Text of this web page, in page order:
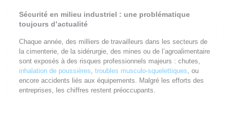
Sécurité en milieu industriel : une problématique
toujours d’actualité
Chaque année, des milliers de travailleurs dans les secteurs de
la cimenterie, de la sidérurgie, des mines ou de l’agroalimentaire
sont exposés à des risques professionnels majeurs : chutes,
inhalation de poussières, troubles musculo-squelettiques, ou
encore accidents liés aux équipements. Malgré les efforts des
entreprises, les chiffres restent préoccupants.